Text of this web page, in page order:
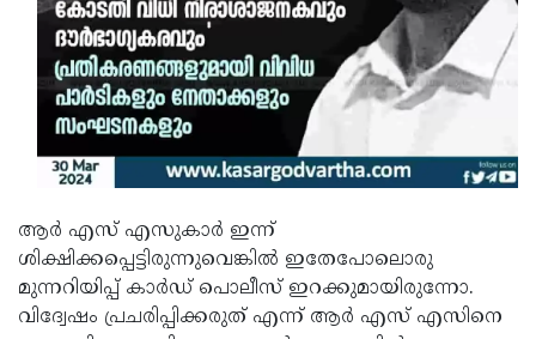
ആർ എസ് എസുകാർ ഇന്ന്
ശിക്ഷിക്കപ്പെട്ടിരുന്നുവെങ്കിൽ ഇതേപോലൊരു
മുന്നറിയിപ്പ് കാർഡ് പൊലീസ് ഇറക്കുമായിരുന്നോ.
വിദ്വേഷം പ്രചരിപ്പിക്കരുത് എന്ന് ആർ എസ് എസിനെ